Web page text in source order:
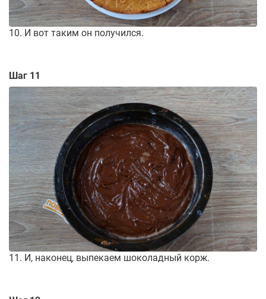
10. И вот таким он получился.
Шаг 11
11. И, наконец, выпекаем шоколадный корж.